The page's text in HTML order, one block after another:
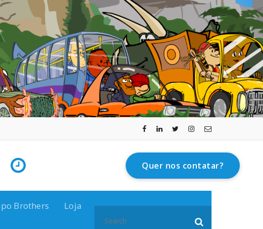
Quer nos contatar?
Brothers Loja
for: